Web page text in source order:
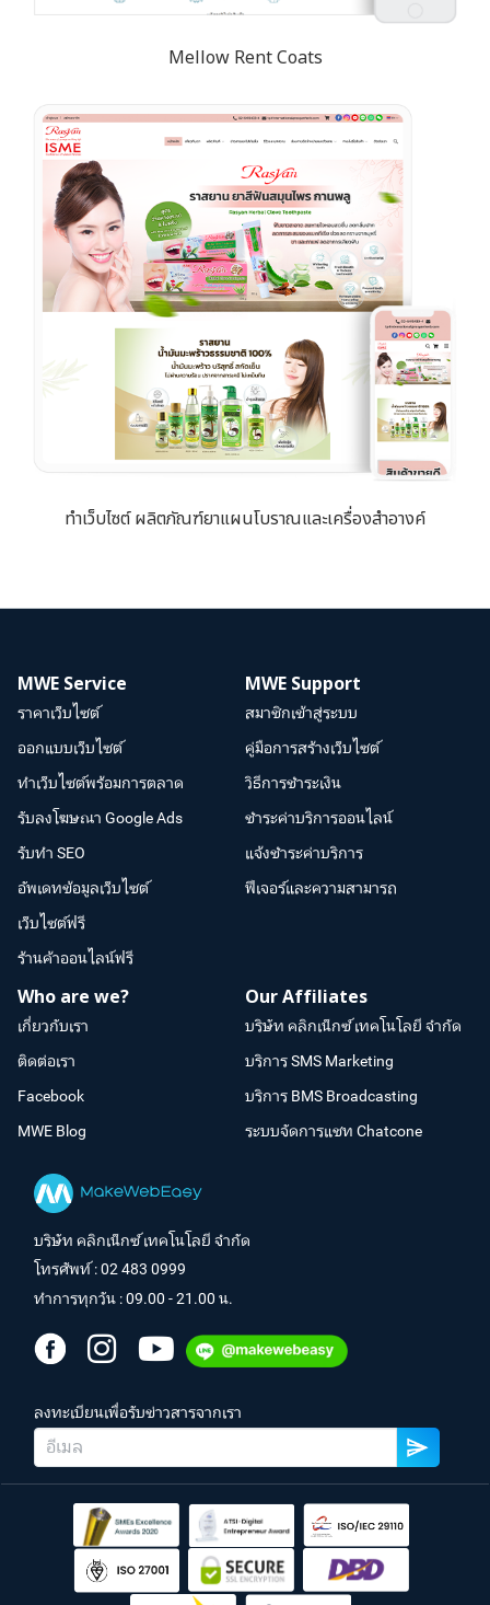
Mellow Rent Coats
ทำเว็บไซต์ ผลิตภัณฑ์ยาแผนโบราณและเครื่องสำอางค์
MWE Service
ราคาเว็บไซต์
ออกแบบเว็บไซต์
ทำเว็บไซต์พร้อมการตลาด
รับลงโฆษณา Google Ads
รับทำ SEO
อัพเดทข้อมูลเว็บไซต์
เว็บไซต์ฟรี
ร้านค้าออนไลน์ฟรี
MWE Support
สมาชิกเข้าสู่ระบบ
คู่มือการสร้างเว็บไซต์
วิธีการชำระเงิน
ชำระค่าบริการออนไลน์
แจ้งชำระค่าบริการ
ฟีเจอร์และความสามารถ
Who are we?
เกี่ยวกับเรา
ติดต่อเรา
Facebook
MWE Blog
Our Affiliates
บริษัท คลิกเน็กซ์ เทคโนโลยี จำกัด
บริการ SMS Marketing
บริการ BMS Broadcasting
ระบบจัดการแชท Chatcone
บริษัท คลิกเน็กซ์ เทคโนโลยี จำกัด
โทรศัพท์ :02 483 0999
ทำการทุกวัน : 09.00 - 21.00 น.
ลงทะเบียนเพื่อรับข่าวสารจากเรา